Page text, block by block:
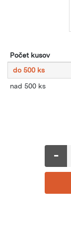
Počet kusov
do 500 ks
nad 500 ks
-